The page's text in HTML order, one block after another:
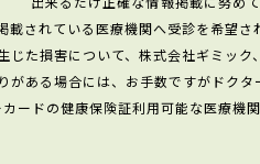
載されている医療機関へ受診を希望さ
じた損害について、株式会社ギミッ
がある場合には、お手数ですがドク
ードの健康保険証利用可能な医療機